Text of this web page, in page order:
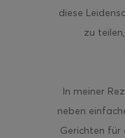
diese
zu
In meiner
neben
Gerichten für